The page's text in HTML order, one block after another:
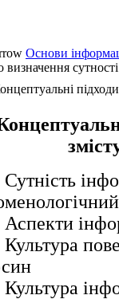
Основи
сутності
Аспекти
Культура
Культура